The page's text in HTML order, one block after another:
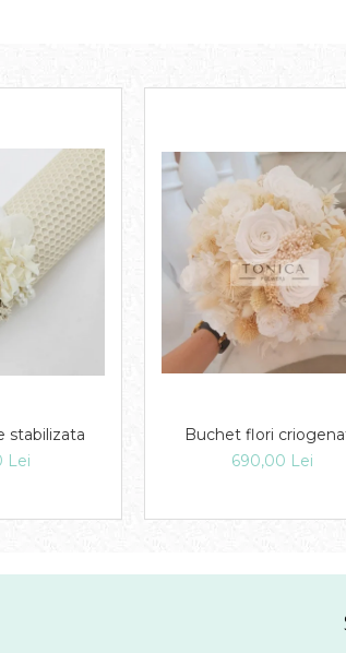
stabilizata
Lei
Buchet flori
690,00 Lei